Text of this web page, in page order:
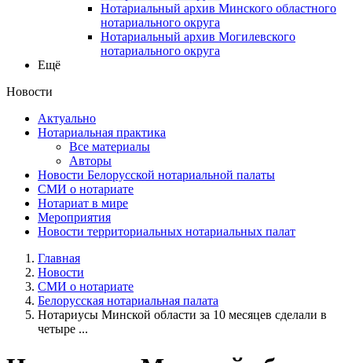
Нотариальный архив Минского областного
нотариального округа
Нотариальный архив Могилевского
нотариального округа
Ещё
Новости
Актуально
Нотариальная практика
Все материалы
Авторы
Новости Белорусской нотариальной палаты
СМИ о нотариате
Нотариат в мире
Мероприятия
Новости территориальных нотариальных палат
Главная
Новости
СМИ о нотариате
Белорусская нотариальная палата
Нотариусы Минской области за 10 месяцев сделали в
четыре ...